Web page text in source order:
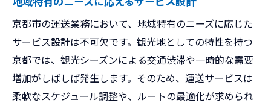
京都市の運送業務において、地域特有のニーズに応じた
サービス設計は不可欠です。観光地としての特性を持つ
京都では、観光シーズンによる交通渋滞や一時的な需要
増加がしばしば発生します。そのため、運送サービスは
柔軟なスケジュール調整や、ルートの最適化が求められ